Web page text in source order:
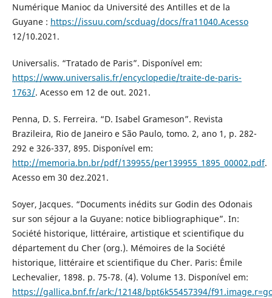
Numérique Manioc da Université des Antilles et de la
Guyane : https://issuu.com/scduag/docs/fra11040.Acesso
12/10.2021.
Universalis. “Tratado de Paris”. Disponível em:
https://www.universalis.fr/encyclopedie/traite-de-paris-
1763/. Acesso em 12 de out. 2021.
Penna, D. S. Ferreira. “D. Isabel Grameson”. Revista
Brazileira, Rio de Janeiro e São Paulo, tomo. 2, ano 1, p. 282-
292 e 326-337, 895. Disponível em:
http://memoria.bn.br/pdf/139955/per139955_1895_00002.pdf.
Acesso em 30 dez.2021.
Soyer, Jacques. “Documents inédits sur Godin des Odonais
sur son séjour a la Guyane: notice bibliographique”. In:
Société historique, littéraire, artistique et scientifique du
département du Cher (org.). Mémoires de la Société
historique, littéraire et scientifique du Cher. Paris: Émile
Lechevalier, 1898. p. 75-78. (4). Volume 13. Disponível em:
https://gallica.bnf.fr/ark:/12148/bpt6k55457394/